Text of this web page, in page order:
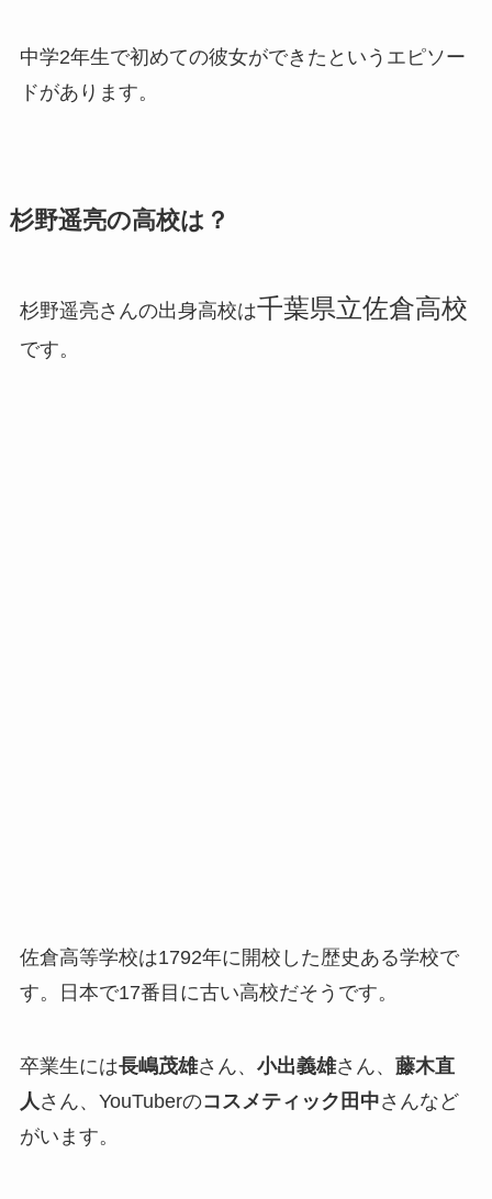
中学2年生で初めての彼女ができた というエピソー
ドがあります。
杉野遥亮の高校は？
杉野遥亮さんの出身高校は千葉県立佐倉高校
です。
佐倉高等学校は1792年に開校した歴史ある学校で
す。日本で17番目に古い高校だそうです。
卒業生には長嶋茂雄さん、 小出義雄さん、 藤木直
人さん、YouTuberのコスメティック田中さんなど
がいます。